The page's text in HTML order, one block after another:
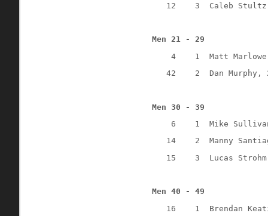
12    3  Caleb Stultz,
Men 21 - 29
4    1  Matt Marlowe,
42    2  Dan Murphy,
Men 30 - 39
6    1  Mike Sullivan,
14    2  Manny
15    3  Lucas Strohm,
Men 40 - 49
16    1  Brendan